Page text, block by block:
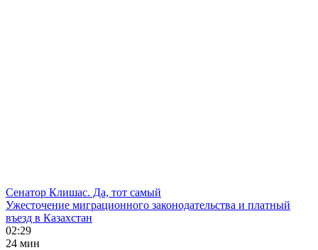
Сенатор Клишас. Да, тот самый
Ужесточение миграционного законодательства и платный
въезд в Казахстан
02:29
24 мин